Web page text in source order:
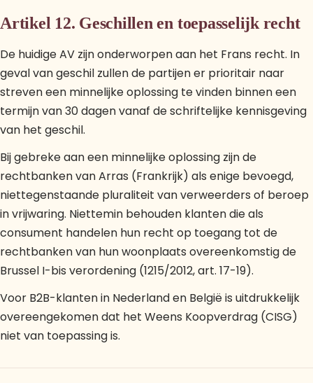
Artikel 12. Geschillen en toepasselijk recht
De huidige AV zijn onderworpen aan het Frans recht. In
geval van geschil zullen de partijen er prioritair naar
streven een minnelijke oplossing te vinden binnen een
termijn van 30 dagen vanaf de schriftelijke kennisgeving
van het geschil.
Bij gebreke aan een minnelijke oplossing zijn de
rechtbanken van Arras (Frankrijk) als enige bevoegd,
niettegenstaande pluraliteit van verweerders of beroep
in vrijwaring. Niettemin behouden klanten die als
consument handelen hun recht op toegang tot de
rechtbanken van hun woonplaats overeenkomstig de
Brussel I-bis verordening (1215/2012, art. 17-19).
Voor B2B-klanten in Nederland en België is uitdrukkelijk
overeengekomen dat het Weens Koopverdrag (CISG)
niet van toepassing is.